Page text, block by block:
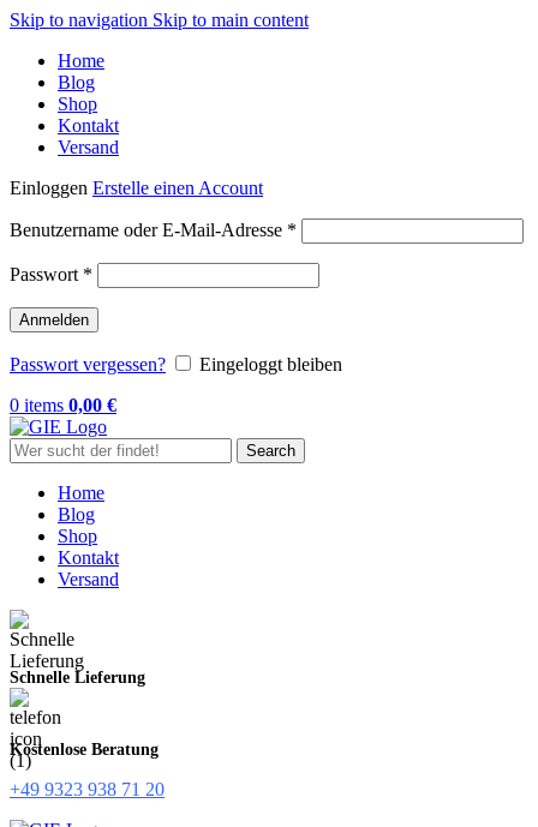
Skip to navigation Skip to main content
Home
Blog
Shop
Kontakt
Versand
Einloggen Erstelle einen Account
Benutzername oder E-Mail-Adresse *
Passwort *
Anmelden
Passwort vergessen?
Eingeloggt bleiben
0 items 0,00 €
Search
Home
Blog
Shop
Kontakt
Versand
Schnelle Lieferung
Kostenlose Beratung
+49 9323 938 71 20